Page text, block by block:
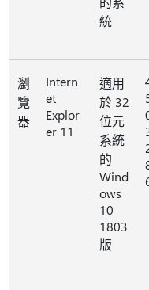
統
瀏
覽
器
Intern
et
Explor
er 11
適用
於 32
位元
系統
的
Wind
ows
10
1803
版